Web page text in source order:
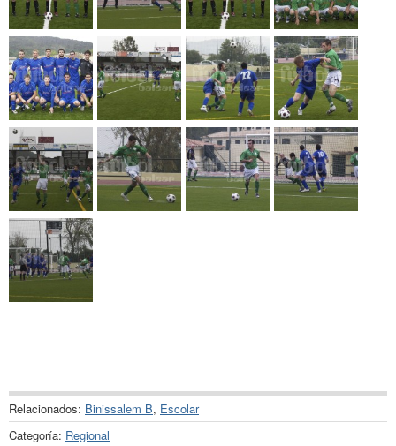
Relacionados: Binissalem B, Escolar
Categoría: Regional